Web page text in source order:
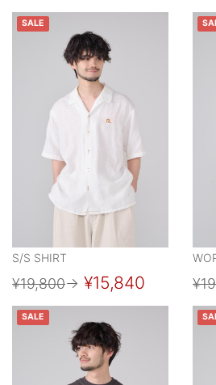
SALE
S/S SHIRT
¥19,800→ ¥15,840
SALE